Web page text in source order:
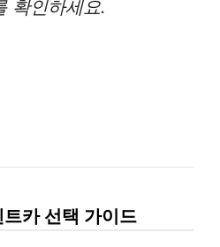
확인하세요.
카 선택 가이드